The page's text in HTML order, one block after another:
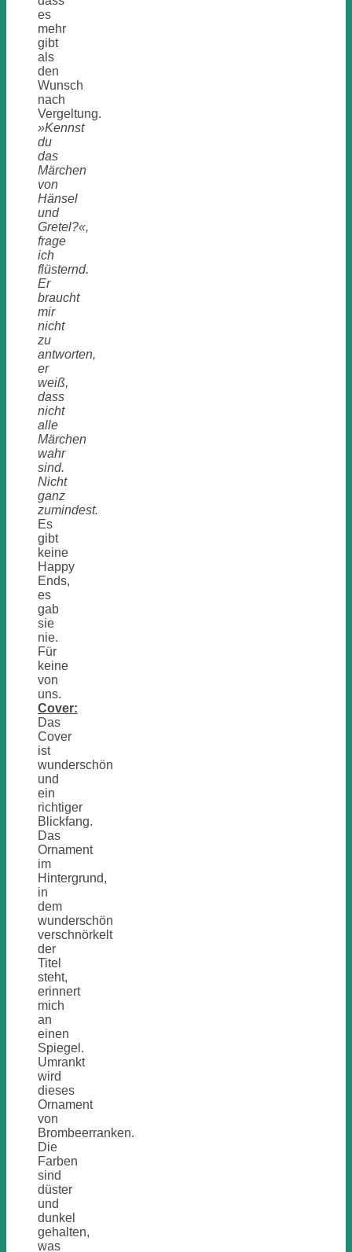
es
mehr
gibt
als
den
Wunsch
nach
Vergeltung.
»Kennst
du
das
Märchen
von
Hänsel
und
Gretel?«,
frage
ich
flüsternd.
Er
braucht
mir
nicht
zu
antworten,
er
weiß,
dass
nicht
alle
Märchen
wahr
sind.
Nicht
ganz
zumindest.
Es
gibt
keine
Happy
Ends,
es
gab
sie
nie.
Für
keine
von
uns.
Cover:
Das
Cover
ist
wunderschön
und
ein
richtiger
Blickfang.
Das
Ornament
im
Hintergrund,
in
dem
wunderschön
verschnörkelt
der
Titel
steht,
erinnert
mich
an
einen
Spiegel.
Umrankt
wird
dieses
Ornament
von
Brombeerranken.
Die
Farben
sind
düster
und
dunkel
gehalten,
was